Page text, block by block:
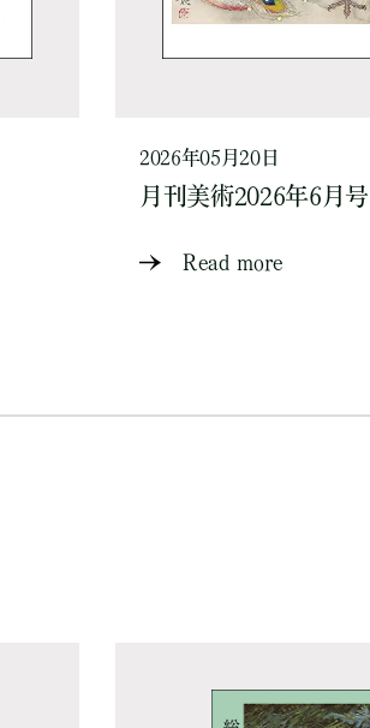
2026年05月20日
月刊美術2026年6月号
Read more